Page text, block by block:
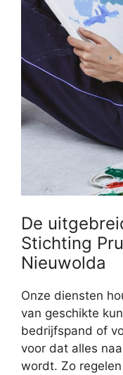
De
Stichting
Nieuwolda
Onze diensten
van geschikte
bedrijfspand of
voor dat alles
wordt. Zo